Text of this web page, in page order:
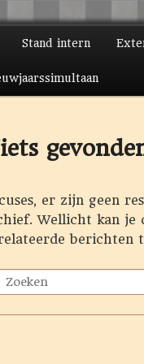
Stand intern
er zijn geen
Wellicht kan je
berichten